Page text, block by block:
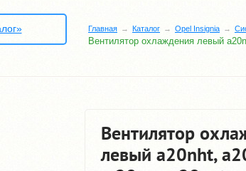
Главная Каталог Opel Insignia
Вентилятор охлаждения левый
Вентилятор
левый a20nht,